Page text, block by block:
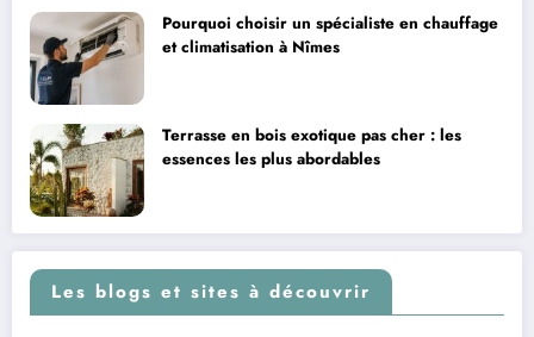
Pourquoi choisir un spécialiste en chauffage
et climatisation à Nîmes
Terrasse en bois exotique pas cher : les
essences les plus abordables
Les blogs et sites à découvrir